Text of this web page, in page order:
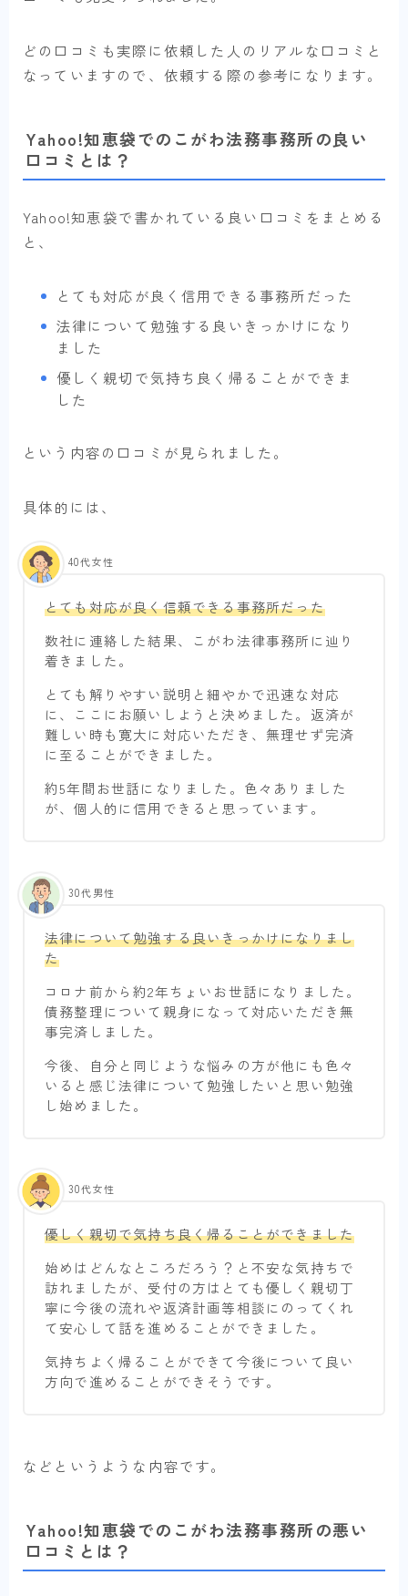
どの口コミも実際に依頼した人のリアルな口コミと
なっていますので、依頼する際の参考になります。
Yahoo!知恵袋でのこがわ法務事務所の良い
口コミとは？
Yahoo!知恵袋で書かれている良い口コミをまとめる
と、
とても対応が良く信用できる事務所だった
法律について勉強する良いきっかけになり
ました
優しく親切で気持ち良く帰ることができま
した
という内容の口コミが見られました。
具体的には、
とても対応が良く信頼できる事務所だった
数社に連絡した結果、こがわ法律事務所に辿り
着きました。
とても解りやすい説明と細やかで迅速な対応
に、ここにお願いしようと決めました。返済が
難しい時も寛大に対応いただき、無理せず完済
に至ることができました。
約5年間お世話になりました。色々ありました
が、個人的に信用できると思っています。
40代女性
法律について勉強する良いきっかけになりまし
た
コロナ前から約2年ちょいお世話になりました。
債務整理について親身になって対応いただき無
事完済しました。
今後、自分と同じような悩みの方が他にも色々
いると感じ法律について勉強したいと思い勉強
し始めました。
30代男性
優しく親切で気持ち良く帰ることができました
始めはどんなところだろう？と不安な気持ちで
訪れましたが、受付の方はとても優しく親切丁
寧に今後の流れや返済計画等相談にのってくれ
て安心して話を進めることができました。
気持ちよく帰ることができて今後について良い
方向で進めることができそうです。
30代女性
などというような内容です。
Yahoo!知恵袋でのこがわ法務事務所の悪い
口コミとは？